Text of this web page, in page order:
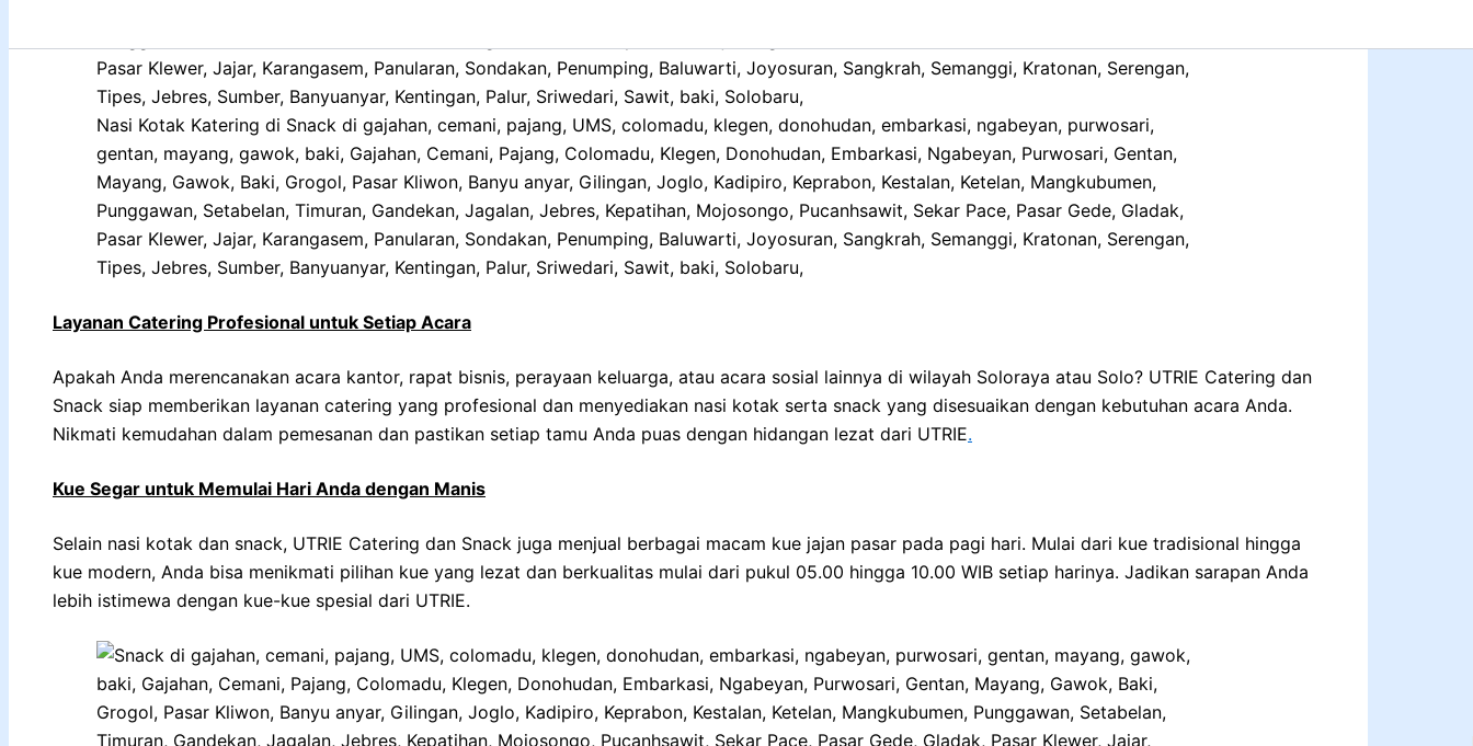
Nasi Kotak Katering di Snack di gajahan, cemani, pajang, UMS, colomadu, klegen, donohudan, embarkasi, ngabeyan, purwosari,
gentan, mayang, gawok, baki, Gajahan, Cemani, Pajang, Colomadu, Klegen, Donohudan, Embarkasi, Ngabeyan, Purwosari, Gentan,
Mayang, Gawok, Baki, Grogol, Pasar Kliwon, Banyu anyar, Gilingan, Joglo, Kadipiro, Keprabon, Kestalan, Ketelan, Mangkubumen,
Punggawan, Setabelan, Timuran, Gandekan, Jagalan, Jebres, Kepatihan, Mojosongo, Pucanhsawit, Sekar Pace, Pasar Gede, Gladak,
Pasar Klewer, Jajar, Karangasem, Panularan, Sondakan, Penumping, Baluwarti, Joyosuran, Sangkrah, Semanggi, Kratonan, Serengan,
Tipes, Jebres, Sumber, Banyuanyar, Kentingan, Palur, Sriwedari, Sawit, baki, Solobaru,
Layanan Catering Profesional untuk Setiap Acara
Apakah Anda merencanakan acara kantor, rapat bisnis, perayaan keluarga, atau acara sosial lainnya di wilayah Soloraya atau Solo? UTRIE Catering dan
Snack siap memberikan layanan catering yang profesional dan menyediakan nasi kotak serta snack yang disesuaikan dengan kebutuhan acara Anda.
Nikmati kemudahan dalam pemesanan dan pastikan setiap tamu Anda puas dengan hidangan lezat dari UTRIE.
Kue Segar untuk Memulai Hari Anda dengan Manis
Selain nasi kotak dan snack, UTRIE Catering dan Snack juga menjual berbagai macam kue jajan pasar pada pagi hari. Mulai dari kue tradisional hingga
kue modern, Anda bisa menikmati pilihan kue yang lezat dan berkualitas mulai dari pukul 05.00 hingga 10.00 WIB setiap harinya. Jadikan sarapan Anda
lebih istimewa dengan kue-kue spesial dari UTRIE.